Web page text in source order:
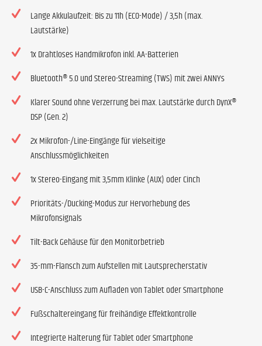
Lange Akkulaufzeit: Bis zu 11h (ECO-Mode) / 3,5h (max.
Lautstärke)
1x Drahtloses Handmikrofon inkl. AA-Batterien
Bluetooth® 5.0 und Stereo-Streaming (TWS) mit zwei ANNYs
Klarer Sound ohne Verzerrung bei max. Lautstärke durch DynX®
DSP (Gen. 2)
2x Mikrofon-/Line-Eingänge für vielseitige
Anschlussmöglichkeiten
1x Stereo-Eingang mit 3,5mm Klinke (AUX) oder Cinch
Prioritäts-/Ducking-Modus zur Hervorhebung des
Mikrofonsignals
Tilt-Back Gehäuse für den Monitorbetrieb
35-mm-Flansch zum Aufstellen mit Lautsprecherstativ
USB-C-Anschluss zum Aufladen von Tablet oder Smartphone
Fußschaltereingang für freihändige Effektkontrolle
Integrierte Halterung für Tablet oder Smartphone